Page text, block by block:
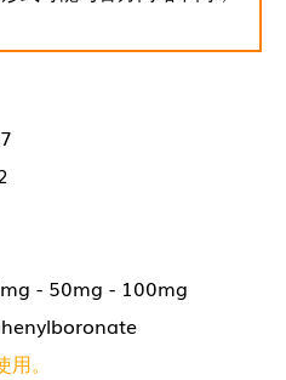
- 50mg - 100mg
。